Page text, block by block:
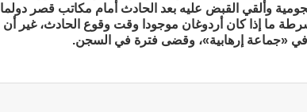
وألقي القبض عليه بعد الحادث أمام مكاتب قصر دولما
ما إذا كان أردوغان موجودا وقت وقوع الحادث، غير أن
في «جماعة إرهابية»، وقضى فترة في السجن.